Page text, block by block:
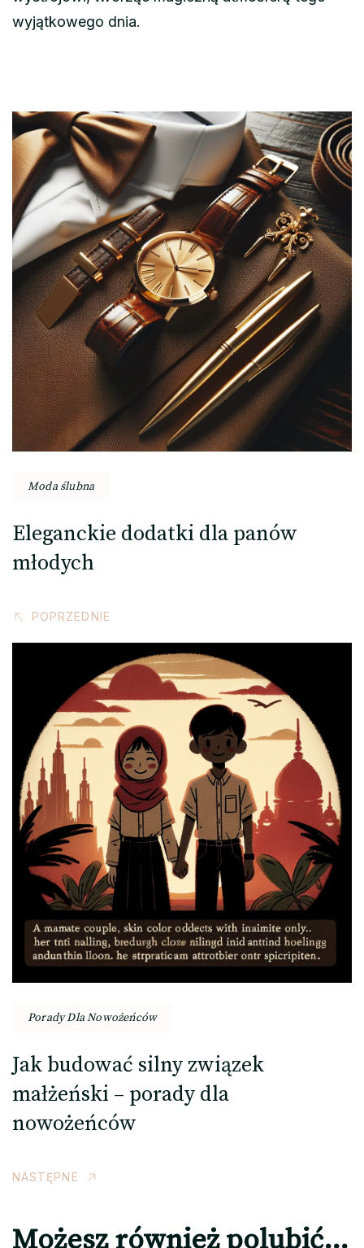
wyjątkowego dnia.
Nawigacja
wpisu
Moda ślubna
Eleganckie dodatki dla panów
młodych
POPRZEDNIE
Porady Dla Nowożeńców
Jak budować silny związek
małżeński – porady dla
nowożeńców
NASTĘPNE
Możesz również polubić…